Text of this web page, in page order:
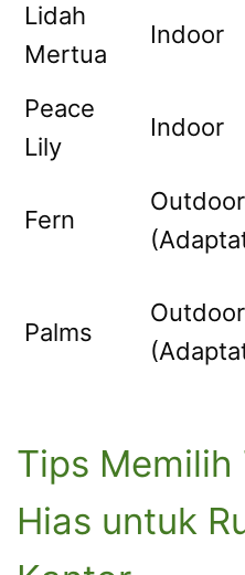
Lidah
Mertua
Indoor
Peace
Lily
Indoor
Fern
Outdoor
Palms
Outdoor
Tips Memilih
Hias untuk